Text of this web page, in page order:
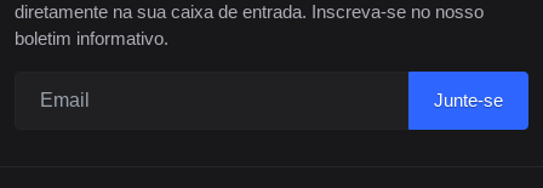
diretamente na sua caixa de entrada. Inscreva-se no nosso
boletim informativo.
Junte-se